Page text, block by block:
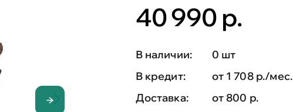
40 990 р.
В наличии:
0 шт
В кредит:
от 1 708 р./мес.
Доставка:
от 800 р.